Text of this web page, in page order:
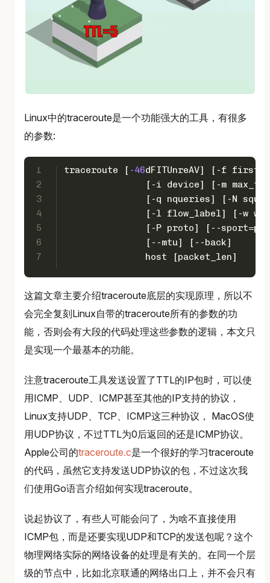
Linux中的traceroute是一个功能强大的工具，有很多
的参数:
1
2
3
4
5
6
7
traceroute [ -46dFITUnreAV] [-f
[-i device] [-m
[-q nqueries] [-N
[-l flow_label] [-w
[-P proto] [--
               [--mtu] [--back]
               host [packet_len]
这篇文章主要介绍traceroute底层的实现原理，所以不
会完全复刻Linux自带的traceroute所有的参数的功
能，否则会有大段的代码处理这些参数的逻辑，本文只
是实现一个最基本的功能。
注意traceroute工具发送设置了TTL的IP包时，可以使
用ICMP、UDP、ICMP甚至其他的IP支持的协议，
Linux支持UDP、TCP、ICMP这三种协议， MacOS使
用UDP协议，不过TTL为0后返回的还是ICMP协议。
Apple公司的traceroute.c是一个很好的学习traceroute
的代码，虽然它支持发送UDP协议的包，不过这次我
们使用Go语言介绍如何实现traceroute。
说起协议了，有些人可能会问了，为啥不直接使用
ICMP包，而是还要实现UDP和TCP的发送包呢？这个
物理网络实际的网络设备的处理是有关的。在同一个层
级的节点中，比如北京联通的网络出口上，并不会只有